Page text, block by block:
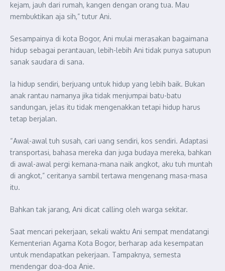
kejam, jauh dari rumah, kangen dengan orang tua. Mau
membuktikan aja sih,” tutur Ani.
Sesampainya di kota Bogor, Ani mulai merasakan bagaimana
hidup sebagai perantauan, lebih-lebih Ani tidak punya satupun
sanak saudara di sana.
Ia hidup sendiri, berjuang untuk hidup yang lebih baik. Bukan
anak rantau namanya jika tidak menjumpai batu-batu
sandungan, jelas itu tidak mengenakkan tetapi hidup harus
tetap berjalan.
“Awal-awal tuh susah, cari uang sendiri, kos sendiri. Adaptasi
transportasi, bahasa mereka dan juga budaya mereka, bahkan
di awal-awal pergi kemana-mana naik angkot, aku tuh muntah
di angkot,” ceritanya sambil tertawa mengenang masa-masa
itu.
Bahkan tak jarang, Ani dicat calling oleh warga sekitar.
Saat mencari pekerjaan, sekali waktu Ani sempat mendatangi
Kementerian Agama Kota Bogor, berharap ada kesempatan
untuk mendapatkan pekerjaan. Tampaknya, semesta
mendengar doa-doa Anie.